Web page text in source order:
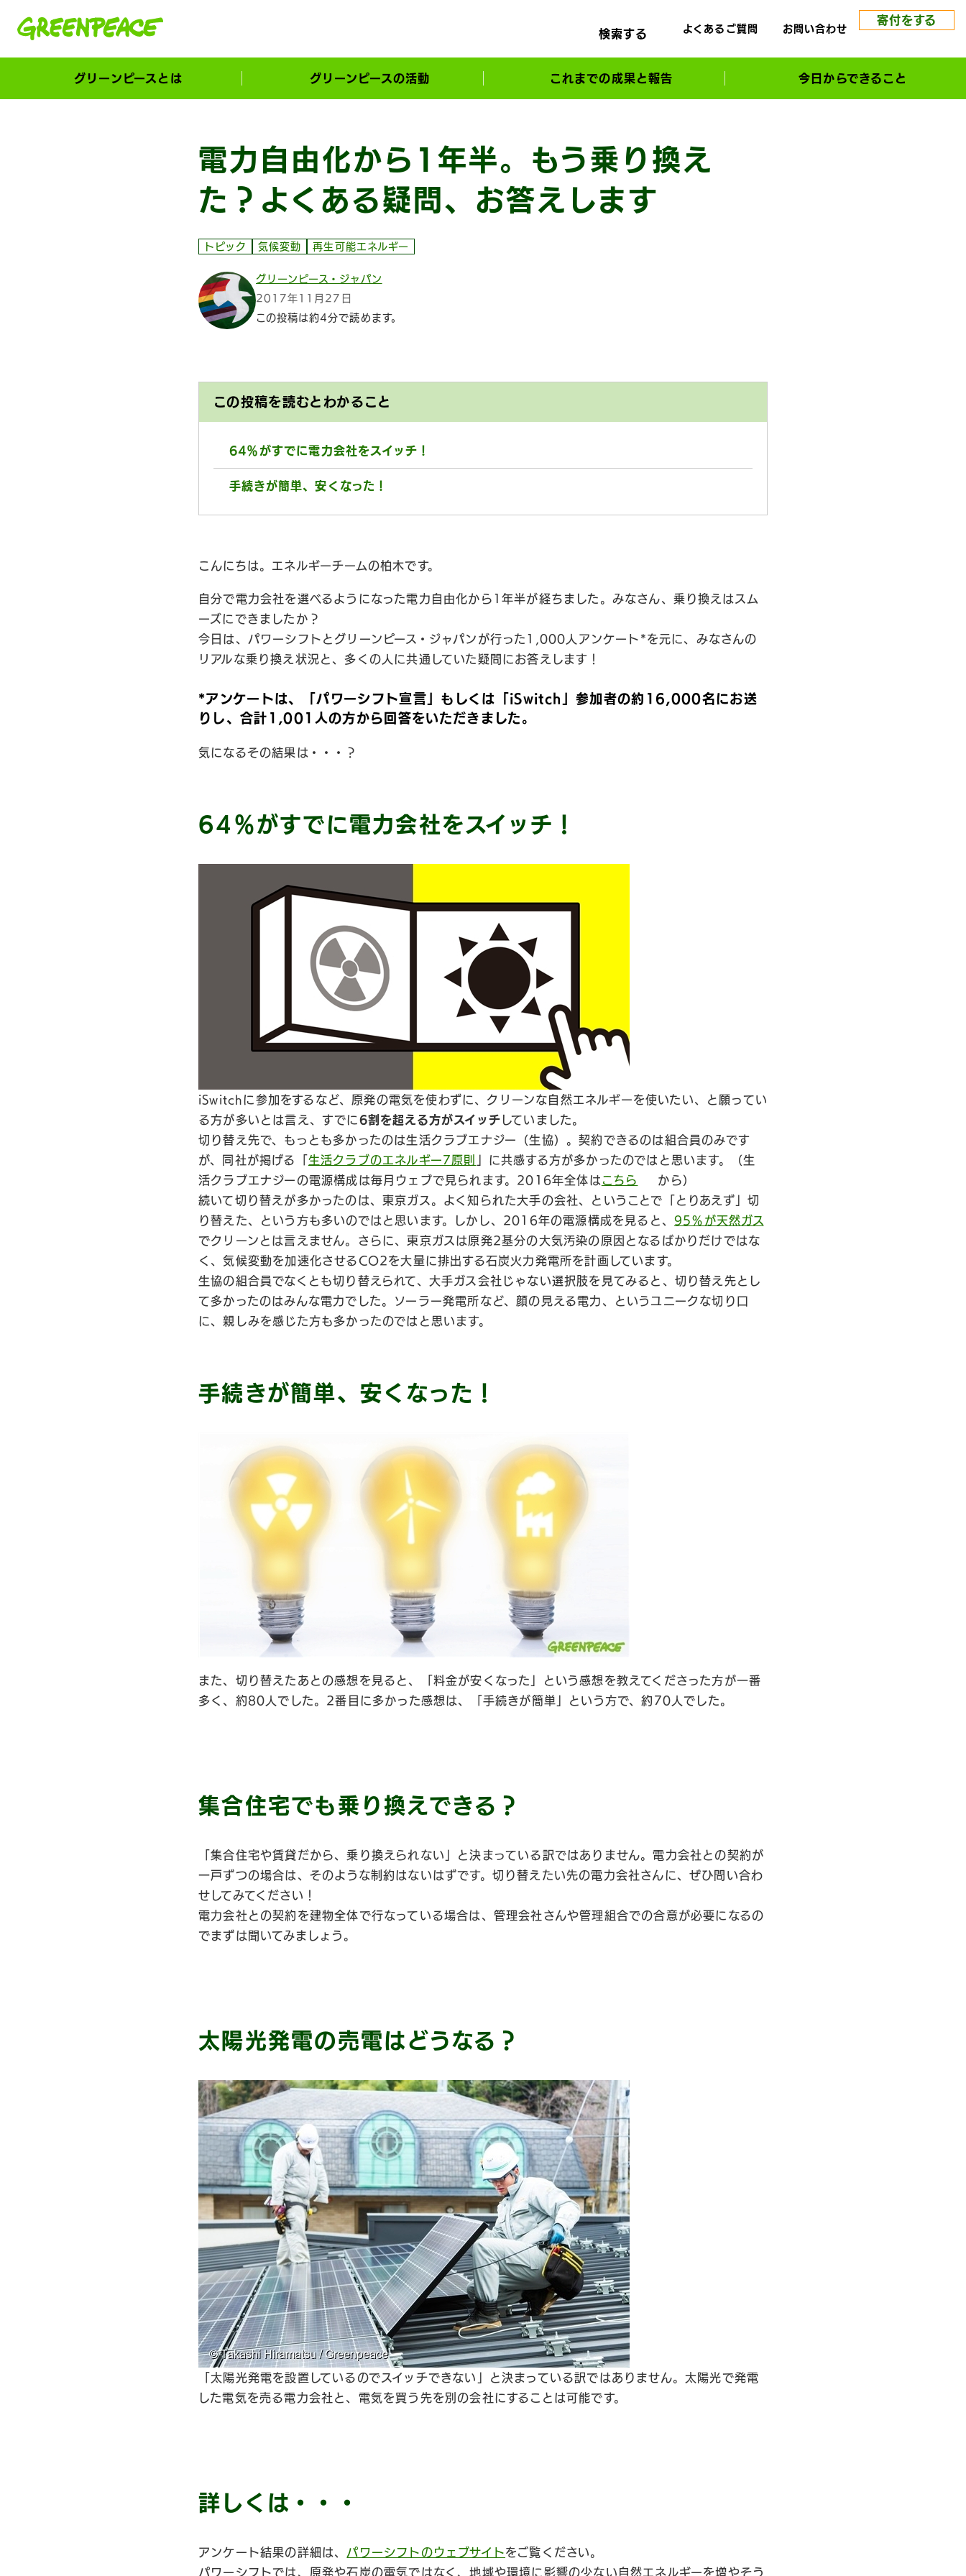
検索する よくあるご質問 お問い合わせ
寄付をする
グリーンピースとは グリーンピースの活動 これまでの成果と報告 今日からできること
電力自由化から1年半。もう乗り換え
た？よくある疑問、お答えします
トピック 気候変動 再生可能エネルギー
グリーンピース・ジャパン
2017年11月27日
この投稿は約4分で読めます。
この投稿を読むとわかること
64％がすでに電力会社をスイッチ！
手続きが簡単、安くなった！
こんにちは。エネルギーチームの柏木です。
自分で電力会社を選べるようになった電力自由化から1年半が経ちました。みなさん、乗り換えはスム
ーズにできましたか？
今日は、パワーシフトとグリーンピース・ジャパンが行った1,000人アンケート*を元に、みなさんの
リアルな乗り換え状況と、多くの人に共通していた疑問にお答えします！
*アンケートは、「パワーシフト宣言」もしくは「iSwitch」参加者の約16,000名にお送
りし、合計1,001人の方から回答をいただきました。
気になるその結果は・・・？
64％がすでに電力会社をスイッチ！
iSwitchに参加をするなど、原発の電気を使わずに、クリーンな自然エネルギーを使いたい、と願ってい
る方が多いとは言え、すでに 6割を超える方がスイッチ していました。
切り替え先で、もっとも多かったのは生活クラブエナジー（生協）。契約できるのは組合員のみです
が、同社が掲げる「 生活クラブのエネルギー7原則
」に共感する方が多かったのではと思います。（生
活クラブエナジーの電源構成は毎月ウェブで見られます。2016年全体は こちら
から）
続いて切り替えが多かったのは、東京ガス。よく知られた大手の会社、ということで「とりあえず」切
り替えた、という方も多いのではと思います。しかし、2016年の電源構成を見ると、 95％が天然ガス
でクリーンとは言えません。さらに、東京ガスは原発2基分の大気汚染の原因となるばかりだけではな
く、気候変動を加速化させるCO2を大量に排出する石炭火力発電所を計画しています。
生協の組合員でなくとも切り替えられて、大手ガス会社じゃない選択肢を見てみると、切り替え先とし
て多かったのはみんな電力でした。ソーラー発電所など、顔の見える電力、というユニークな切り口
に、親しみを感じた方も多かったのではと思います。
手続きが簡単、安くなった！
また、切り替えたあとの感想を見ると、「料金が安くなった」という感想を教えてくださった方が一番
多く、約80人でした。2番目に多かった感想は、「手続きが簡単」という方で、約70人でした。
集合住宅でも乗り換えできる？
「集合住宅や賃貸だから、乗り換えられない」と決まっている訳ではありません。電力会社との契約が
一戸ずつの場合は、そのような制約はないはずです。切り替えたい先の電力会社さんに、ぜひ問い合わ
せしてみてください！
電力会社との契約を建物全体で行なっている場合は、管理会社さんや管理組合での合意が必要になるの
でまずは聞いてみましょう。
太陽光発電の売電はどうなる？
「太陽光発電を設置しているのでスイッチできない」と決まっている訳ではありません。太陽光で発電
した電気を売る電力会社と、電気を買う先を別の会社にすることは可能です。
詳しくは・・・
アンケート結果の詳細は、 パワーシフトのウェブサイトをご覧ください。
パワーシフトでは、原発や石炭の電気ではなく、地域や環境に影響の少ない自然エネルギーを増やそう